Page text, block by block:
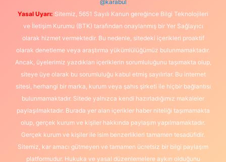
@karabul
Yasal Uyarı: Sitemiz, 5651 Sayılı Kanun gereğince Bilgi Teknolojileri
ve İletişim Kurumu (BTK) tarafından onaylanmış bir Yer Sağlayıcı
olarak hizmet vermektedir. Bu nedenle, sitedeki içerikleri proaktif
olarak denetleme veya araştırma yükümlülüğümüz bulunmamaktadır.
Ancak, üyelerimiz yazdıkları içeriklerin sorumluluğunu taşımakta olup,
siteye üye olarak bu sorumluluğu kabul etmiş sayılırlar. Bu internet
sitesi, herhangi bir marka, kurum veya şahıs şirketi ile hiçbir bağlantısı
bulunmamaktadır. Sitede yalnızca kendi hazırladığımız makaleler
paylaşılmaktadır. Burada yer alan içerikler haber niteliği taşımamakta
olup, gerçek kurum ve kişiler hakkında paylaşım yapılmamaktadır.
Gerçek kurum ve kişiler ile isim benzerlikleri tamamen tesadüfidir.
Sitemiz, kar amacı gütmeyen ve tamamen ücretsiz bir bilgi paylaşım
platformudur. Hukuka ve yasal düzenlemelere aykırı olduğunu